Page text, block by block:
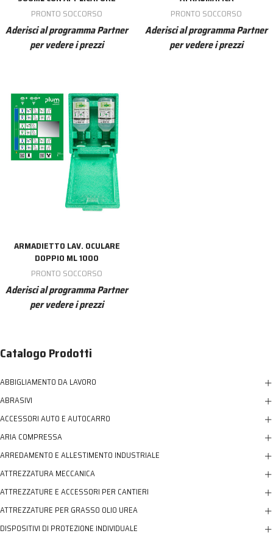
PRONTO SOCCORSO
Aderisci al programma Partner
per vedere i prezzi
PRONTO SOCCORSO
Aderisci al programma Partner
per vedere i prezzi
ARMADIETTO LAV. OCULARE
DOPPIO ML 1000
PRONTO SOCCORSO
Aderisci al programma Partner
per vedere i prezzi
Catalogo Prodotti
ABBIGLIAMENTO DA LAVORO
ABRASIVI
ACCESSORI AUTO E AUTOCARRO
ARIA COMPRESSA
ARREDAMENTO E ALLESTIMENTO INDUSTRIALE
ATTREZZATURA MECCANICA
ATTREZZATURE E ACCESSORI PER CANTIERI
ATTREZZATURE PER GRASSO OLIO UREA
DISPOSITIVI DI PROTEZIONE INDIVIDUALE